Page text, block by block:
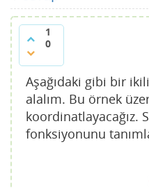
1
0
Aşağıdaki gibi bir
alalım. Bu örnek
koordinatlayacağız.
fonksiyonunu